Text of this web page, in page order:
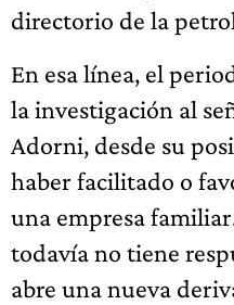
directorio de la
En esa línea, el
la investigación al
Adorni, desde su
haber facilitado o
una empresa
todavía no tiene
abre una nueva